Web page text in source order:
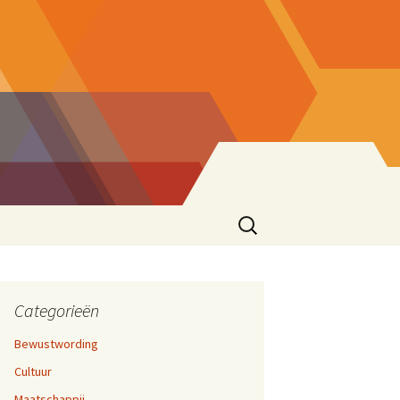
17,
Zoeken
naar:
Categorieën
Bewustwording
Cultuur